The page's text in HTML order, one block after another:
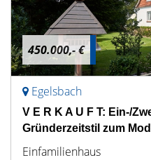
450.000,- €
Egelsbach
V E R K A U F T: Ein-/
Gründerzeitstil zum
Einfamilienhaus